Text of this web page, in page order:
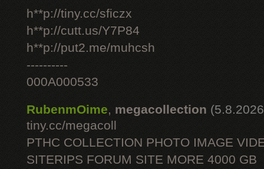
h**p://tiny.cc/sficzx
h**p://cutt.us/Y7P84
h**p://put2.me/muhcsh
----------
000A000533
RubenmOime, megacollection
tiny.cc/megacoll
PTHC COLLECTION PHOTO IMAGE
SITERIPS FORUM SITE MORE 4000 GB